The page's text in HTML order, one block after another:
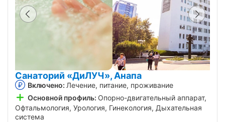
Санаторий «ДиЛУЧ», Анапа
Включено: Лечение, питание, проживание
Основной профиль: Опорно-двигательный аппарат,
Офтальмология, Урология, Гинекология, Дыхательная
система